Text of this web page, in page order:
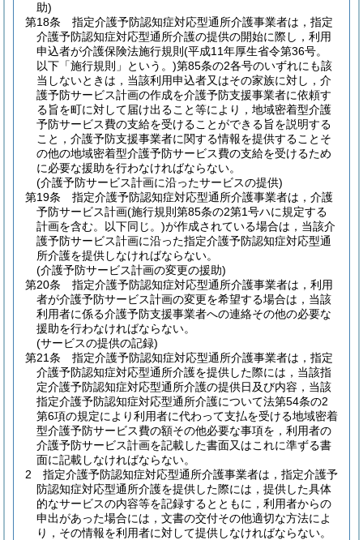
助)
第18条
指定介護予防認知症対応型通所介護事業者は，指定
介護予防認知症対応型通所介護の提供の開始に際し，利用
申込者が介護保険法施行規則 (平成11年厚生省令第36号。
以下「施行規則」という。)第85条の2各号のいずれにも該
当しないときは，当該利用申込者又はその家族に対し，介
護予防サービス計画の作成を介護予防支援事業者に依頼す
る旨を町に対して届け出ること等により，地域密着型介護
予防サービス費の支給を受けることができる旨を説明する
こと，介護予防支援事業者に関する情報を提供することそ
の他の地域密着型介護予防サービス費の支給を受けるため
に必要な援助を行わなければならない。
(介護予防サービス計画に沿ったサービスの提供)
第19条
指定介護予防認知症対応型通所介護事業者は，介護
予防サービス計画(施行規則第85条の2第1号ハに規定する
計画を含む。以下同じ。)が作成されている場合は，当該介
護予防サービス計画に沿った指定介護予防認知症対応型通
所介護を提供しなければならない。
(介護予防サービス計画の変更の援助)
第20条
指定介護予防認知症対応型通所介護事業者は，利用
者が介護予防サービス計画の変更を希望する場合は，当該
利用者に係る介護予防支援事業者への連絡その他の必要な
援助を行わなければならない。
(サービスの提供の記録)
第21条
指定介護予防認知症対応型通所介護事業者は，指定
介護予防認知症対応型通所介護を提供した際には，当該指
定介護予防認知症対応型通所介護の提供日及び内容，当該
指定介護予防認知症対応型通所介護について法第54条の2
第6項の規定により利用者に代わって支払を受ける地域密着
型介護予防サービス費の額その他必要な事項を，利用者の
介護予防サービス計画を記載した書面又はこれに準ずる書
面に記載しなければならない。
2
指定介護予防認知症対応型通所介護事業者は，指定介護予
防認知症対応型通所介護を提供した際には，提供した具体
的なサービスの内容等を記録するとともに，利用者からの
申出があった場合には，文書の交付その他適切な方法によ
り，その情報を利用者に対して提供しなければならない。